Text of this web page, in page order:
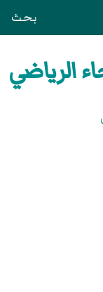
بحث